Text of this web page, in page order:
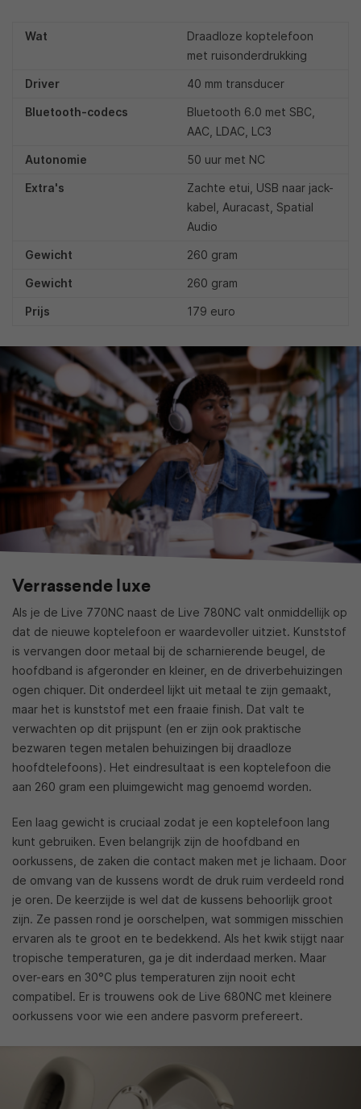
Wat
Draadloze koptelefoon
met ruisonderdrukking
Driver 40 mm transducer
Bluetooth-codecs
Bluetooth 6.0 met SBC,
AAC, LDAC, LC3
Autonomie 50 uur met NC
Extra's
Zachte etui, USB naar jack-
kabel, Auracast, Spatial
Audio
Gewicht 260 gram
Gewicht 260 gram
Prijs 179 euro
Verrassende luxe
Als je de Live 770NC naast de Live 780NC valt onmiddellijk op
dat de nieuwe koptelefoon er waardevoller uitziet. Kunststof
is vervangen door metaal bij de scharnierende beugel, de
hoofdband is afgeronder en kleiner, en de driverbehuizingen
ogen chiquer. Dit onderdeel lijkt uit metaal te zijn gemaakt,
maar het is kunststof met een fraaie finish. Dat valt te
verwachten op dit prijspunt (en er zijn ook praktische
bezwaren tegen metalen behuizingen bij draadloze
hoofdtelefoons). Het eindresultaat is een koptelefoon die
aan 260 gram een pluimgewicht mag genoemd worden.
Een laag gewicht is cruciaal zodat je een koptelefoon lang
kunt gebruiken. Even belangrijk zijn de hoofdband en
oorkussens, de zaken die contact maken met je lichaam. Door
de omvang van de kussens wordt de druk ruim verdeeld rond
je oren. De keerzijde is wel dat de kussens behoorlijk groot
zijn. Ze passen rond je oorschelpen, wat sommigen misschien
ervaren als te groot en te bedekkend. Als het kwik stijgt naar
tropische temperaturen, ga je dit inderdaad merken. Maar
over-ears en 30°C plus temperaturen zijn nooit echt
compatibel. Er is trouwens ook de Live 680NC met kleinere
oorkussens voor wie een andere pasvorm prefereert.